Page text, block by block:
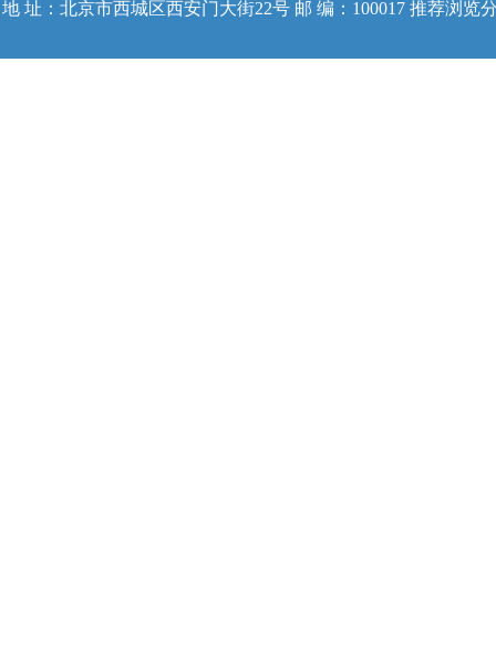
地 址：北京市西城区西安门大街22号 邮 编：100017 推荐浏览